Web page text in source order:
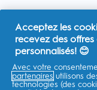
France
Acceptez les
recevez des
personnalisés! 😊
Avec votre
partenaires utilisons
technologies (des